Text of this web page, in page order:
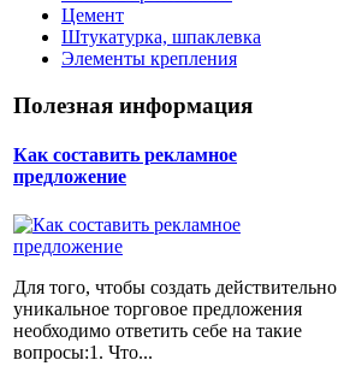
Цемент
Штукатурка, шпаклевка
Элементы крепления
Полезная информация
Как составить рекламное
предложение
Для того, чтобы создать действительно
уникальное торговое предложения
необходимо ответить себе на такие
вопросы:1. Что...